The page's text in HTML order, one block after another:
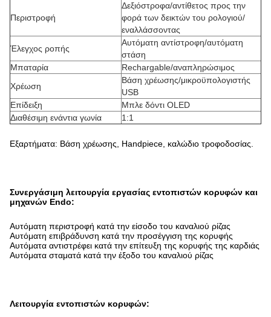
Περιστροφή
Δεξιόστροφα/αντίθετος προς την
φορά των δεικτών του ρολογιού/
εναλλάσσοντας
Έλεγχος ροπής
Αυτόματη αντίστροφη/αυτόματη
στάση
Μπαταρία
Rechargable/αναπληρώσιμος
Χρέωση
Βάση χρέωσης/μικροϋπολογιστής
USB
Επίδειξη
Μπλε δόντι OLED
Διαθέσιμη ενάντια γωνία
1:1
Εξαρτήματα: Βάση χρέωσης, Handpiece, καλώδιο τροφοδοσίας.
Συνεργάσιμη λειτουργία εργασίας εντοπιστών κορυφών και
μηχανών Endo:
Αυτόματη περιστροφή κατά την είσοδο του καναλιού ρίζας
Αυτόματη επιβράδυνση κατά την προσέγγιση της κορυφής
Αυτόματα αντιστρέφει κατά την επίτευξη της κορυφής της καρδιάς
Αυτόματα σταματά κατά την έξοδο του καναλιού ρίζας
Λειτουργία εντοπιστών κορυφών: